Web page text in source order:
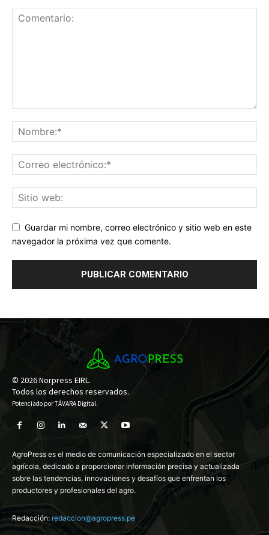
Guardar mi nombre, correo electrónico y sitio web en este
navegador la próxima vez que comente.
© 2026 Norpress EIRL.
Todos los derechos reservados.
Potenciado porTÁVARA Digital.
AgroPress es el medio de comunicación especializado en el sector
agrícola, dedicado a proporcionar información precisa y actualizada
sobre las tendencias, innovaciones y desafíos que enfrentan los
productores y profesionales del agro.
Redacción:redaccion@agropress.pe